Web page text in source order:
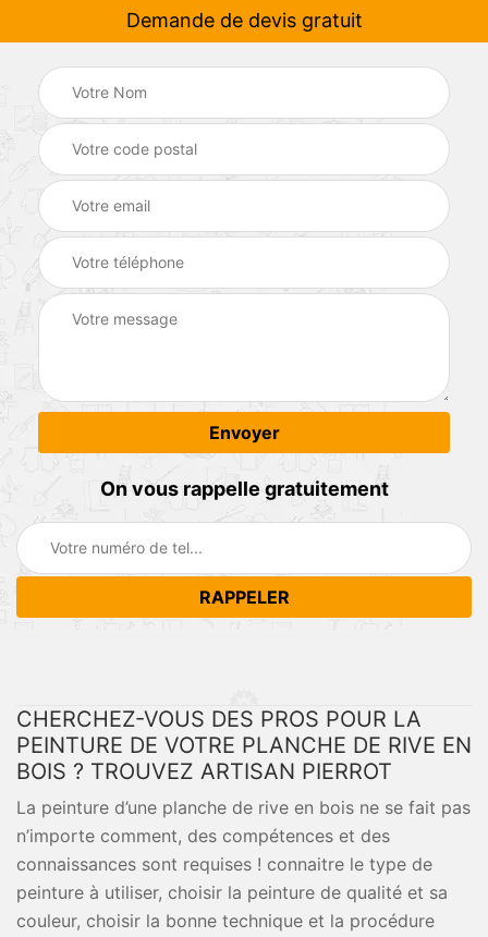
Demande de devis gratuit
On vous rappelle gratuitement
CHERCHEZ-VOUS DES PROS POUR LA
PEINTURE DE VOTRE PLANCHE DE RIVE EN
BOIS ? TROUVEZ ARTISAN PIERROT
La peinture d’une planche de rive en bois ne se fait pas
n’importe comment, des compétences et des
connaissances sont requises ! connaitre le type de
peinture à utiliser, choisir la peinture de qualité et sa
couleur, choisir la bonne technique et la procédure